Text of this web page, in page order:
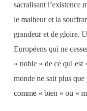
sacralisant l’existence
le malheur et la
grandeur et de gloire.
Européens qui ne
« noble » de ce qui est
monde ne sait plus
comme « bien » ou «